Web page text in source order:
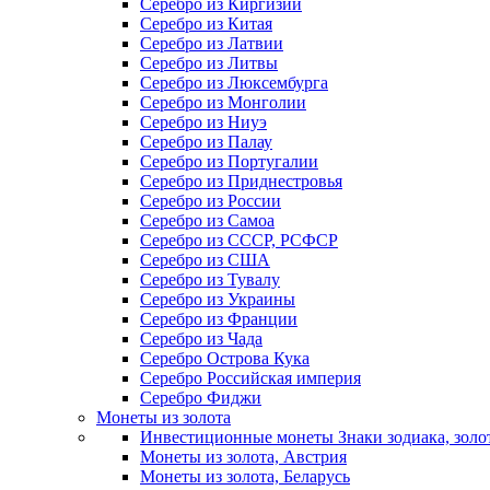
Серебро из Киргизии
Серебро из Китая
Серебро из Латвии
Серебро из Литвы
Серебро из Люксембурга
Серебро из Монголии
Серебро из Ниуэ
Серебро из Палау
Серебро из Португалии
Серебро из Приднестровья
Серебро из России
Серебро из Самоа
Серебро из СССР, РСФСР
Серебро из США
Серебро из Тувалу
Серебро из Украины
Серебро из Франции
Серебро из Чада
Серебро Острова Кука
Серебро Российская империя
Серебро Фиджи
Монеты из золота
Инвестиционные монеты Знаки зодиака,
Монеты из золота, Австрия
Монеты из золота, Беларусь